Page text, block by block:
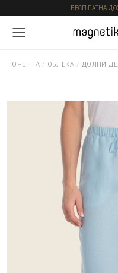
БЕСПЛАТНА
ПОЧЕТНА / ОБЛЕКА / ДОЛНИ